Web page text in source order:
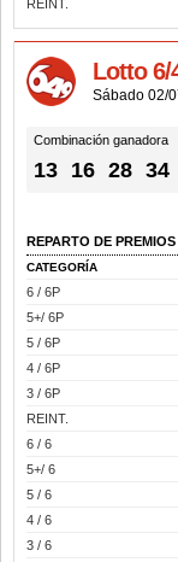
REINT.
Lotto 6/
Sábado 02/
Combinación ganadora
13 16 28 34
REPARTO DE PREMIOS
CATEGORÍA
6 / 6P
5+/ 6P
5 / 6P
4 / 6P
3 / 6P
REINT.
6 / 6
5+/ 6
5 / 6
4 / 6
3 / 6